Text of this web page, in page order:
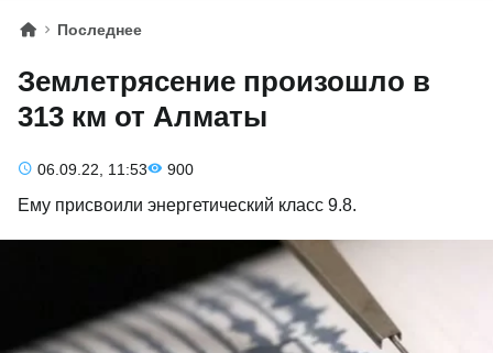
Последнее
Землетрясение произошло в
313 км от Алматы
06.09.22, 11:53 900
Ему присвоили энергетический класс 9.8.